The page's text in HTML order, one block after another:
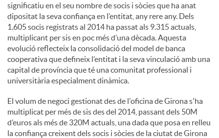
significatiu en el seu nombre de socis i sòcies que ha anat
dipositat la seva confiança en l’entitat, any rere any. Dels
1.605 socis registrats al 2014 ha passat als 9.315 actuals,
multiplicant per sis en poc més d’una dècada. Aquesta
evolució reflecteix la consolidació del model de banca
cooperativa que defineix l’entitat i la seva vinculació amb una
capital de província que té una comunitat professional i
universitària especialment dinàmica.
El volum de negoci gestionat des de l'oficina de Girona s'ha
multiplicat per més de sis des del 2014, passant dels 50M
d’euros als més de 320M actuals, una dada que posa en relleu
la confiança creixent dels socis i sòcies de la ciutat de Girona